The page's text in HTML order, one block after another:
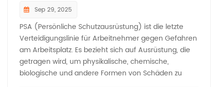
Sep 29, 2025
PSA (Persönliche Schutzausrüstung) ist die letzte
Verteidigungslinie für Arbeitnehmer gegen Gefahren
am Arbeitsplatz. Es bezieht sich auf Ausrüstung, die
getragen wird, um physikalische, chemische,
biologische und andere Formen von Schäden zu